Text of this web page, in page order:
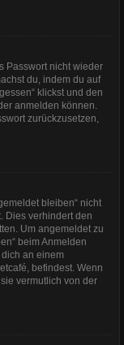
Passwort nicht wieder
du, indem du auf
klickst und den
anmelden können.
zurückzusetzen,
bleiben“ nicht
Dies verhindert den
Um angemeldet zu
beim Anmelden
an einem
befindest. Wenn
vermutlich von der